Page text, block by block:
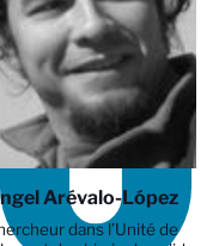
Arévalo-López
dans l’Unité de